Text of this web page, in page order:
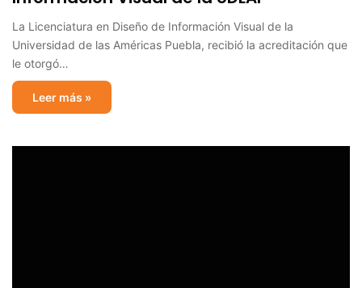
La Licenciatura en Diseño de Información Visual de la
Universidad de las Américas Puebla, recibió la acreditación que
le otorgó…
Leer más »